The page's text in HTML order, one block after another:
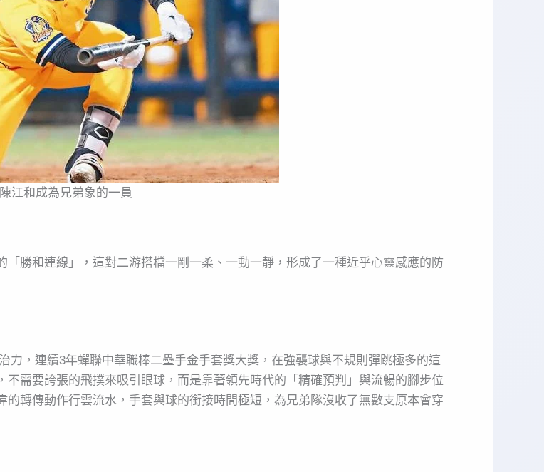
陳江和成為兄弟象的一員
勝和連線」，這對二游搭檔一剛一柔、一動一靜，形成了一種近乎心靈感應的防
力，連續3年蟬聯中華職棒二壘手金手套獎大獎，在強襲球與不規則彈跳極多的這
需要誇張的飛撲來吸引眼球，而是靠著領先時代的「精確預判」與流暢的腳步位
轉傳動作行雲流水，手套與球的銜接時間極短，為兄弟隊沒收了無數支原本會穿